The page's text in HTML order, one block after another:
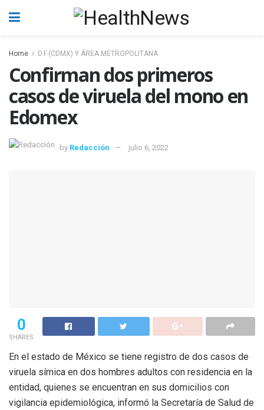
Home D.F.(CDMX) Y ÁREA METROPOLITANA
Confirman dos primeros
casos de viruela del mono en
Edomex
by Redacción julio 6, 2022
0
SHARES
En el estado de México se tiene registro de dos casos de
viruela símica en dos hombres adultos con residencia en la
entidad, quienes se encuentran en sus domicilios con
vigilancia epidemiológica, informó la Secretaría de Salud de